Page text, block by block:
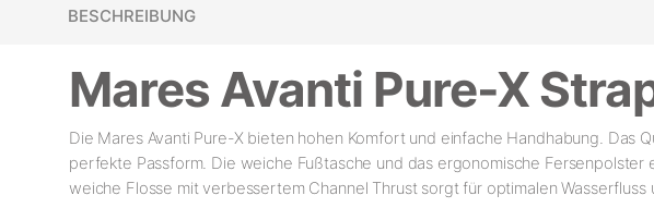
BESCHREIBUNG
Mares Avanti Pure-X
Die Mares Avanti Pure-X bieten hohen Komfort und einfache Handhabung.
perfekte Passform. Die weiche Fußtasche und das ergonomische
weiche Flosse mit verbessertem Channel Thrust sorgt für optimalen